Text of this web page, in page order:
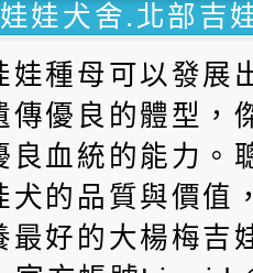
娃犬舍.北部吉
娃種母可以發展
傳優良的體型，
良血統的能力。
犬的品質與價值
最好的大楊梅吉